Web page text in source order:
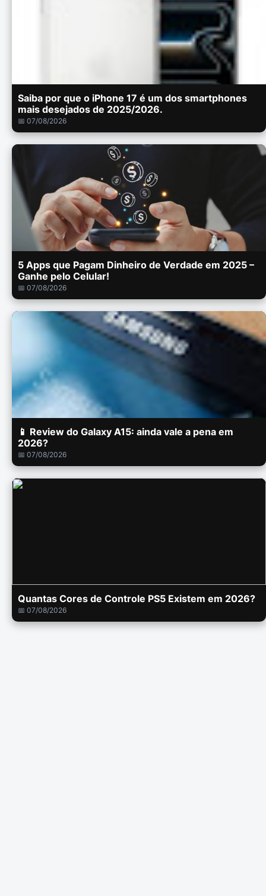
Saiba por que o iPhone 17 é um dos smartphones
mais desejados de 2025/2026.
📅 07/08/2026
5 Apps que Pagam Dinheiro de Verdade em 2025 –
Ganhe pelo Celular!
📅 07/08/2026
📱 Review do Galaxy A15: ainda vale a pena em
2026?
📅 07/08/2026
Quantas Cores de Controle PS5 Existem em 2026?
📅 07/08/2026